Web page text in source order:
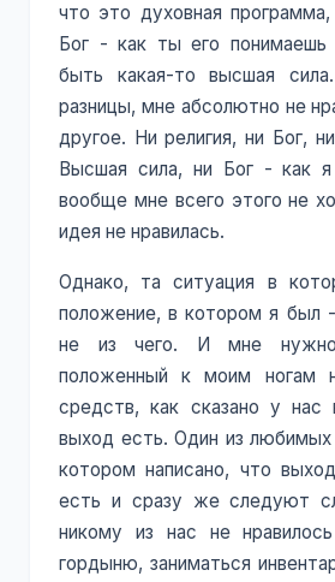
что это духовная программа,
Бог - как ты его
быть какая-то высшая
разницы, мне абсолютно не
другое. Ни религия, ни Бог,
Высшая сила, ни Бог - как
вообще мне всего этого не
идея не нравилась.
Однако, та ситуация в
положение, в котором я был
не из чего. И мне
положенный к моим ногам
средств, как сказано у нас
выход есть. Один из любимых
котором написано, что
есть и сразу же следуют
никому из нас не
гордыню, заниматься